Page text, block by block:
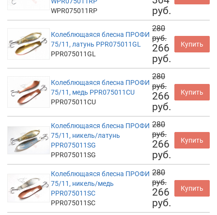
WPR075011RP
руб.
Колеблющаяся блесна ПРОФИ
75/11, латунь PPR075011GL
PPR075011GL
280
руб.
266
руб.
Купить
Колеблющаяся блесна ПРОФИ
75/11, медь PPR075011CU
PPR075011CU
280
руб.
266
руб.
Купить
Колеблющаяся блесна ПРОФИ
75/11, никель/латунь
PPR075011SG
PPR075011SG
280
руб.
266
руб.
Купить
Колеблющаяся блесна ПРОФИ
75/11, никель/медь
PPR075011SC
PPR075011SC
280
руб.
266
руб.
Купить